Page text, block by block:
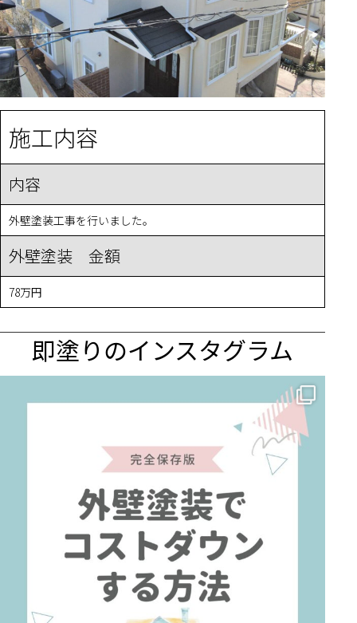
施工内容
内容
外壁塗装工事を行いました。
外壁塗装 金額
78万円
即塗りのインスタグラム
✨ 賢いお金の使い方！外壁塗装でコストダウンする方法 🏠